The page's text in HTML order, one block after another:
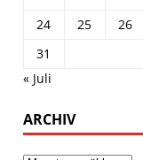
24
25 26
31
« Juli
ARCHIV